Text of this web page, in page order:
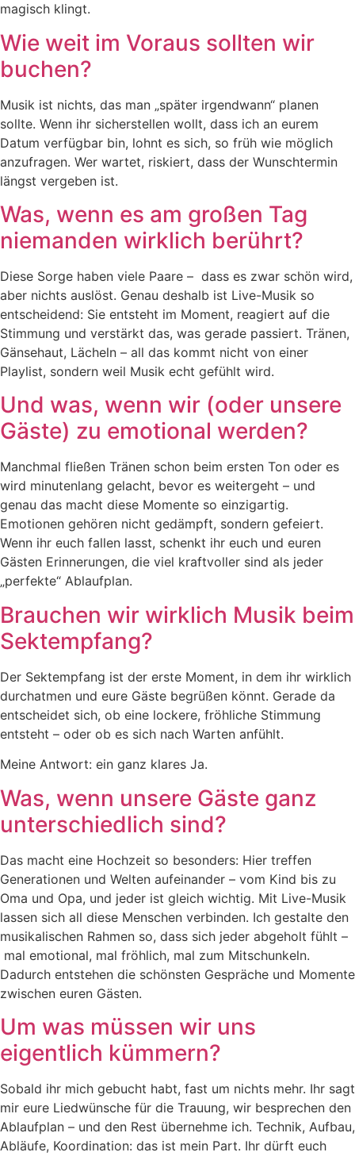
magisch klingt.
Wie weit im Voraus sollten wir
buchen?
Musik ist nichts, das man „später irgendwann“ planen
sollte. Wenn ihr sicherstellen wollt, dass ich an eurem
Datum verfügbar bin, lohnt es sich, so früh wie möglich
anzufragen. Wer wartet, riskiert, dass der Wunschtermin
längst vergeben ist.
Was, wenn es am großen Tag
niemanden wirklich berührt?
Diese Sorge haben viele Paare – dass es zwar schön wird,
aber nichts auslöst. Genau deshalb ist Live-Musik so
entscheidend: Sie entsteht im Moment, reagiert auf die
Stimmung und verstärkt das, was gerade passiert. Tränen,
Gänsehaut, Lächeln – all das kommt nicht von einer
Playlist, sondern weil Musik echt gefühlt wird.
Und was, wenn wir (oder unsere
Gäste) zu emotional werden?
Manchmal fließen Tränen schon beim ersten Ton oder es
wird minutenlang gelacht, bevor es weitergeht – und
genau das macht diese Momente so einzigartig.
Emotionen gehören nicht gedämpft, sondern gefeiert.
Wenn ihr euch fallen lasst, schenkt ihr euch und euren
Gästen Erinnerungen, die viel kraftvoller sind als jeder
„perfekte“ Ablaufplan.
Brauchen wir wirklich Musik beim
Sektempfang?
Der Sektempfang ist der erste Moment, in dem ihr wirklich
durchatmen und eure Gäste begrüßen könnt. Gerade da
entscheidet sich, ob eine lockere, fröhliche Stimmung
entsteht – oder ob es sich nach Warten anfühlt.
Meine Antwort: ein ganz klares Ja.
Was, wenn unsere Gäste ganz
unterschiedlich sind?
Das macht eine Hochzeit so besonders: Hier treffen
Generationen und Welten aufeinander – vom Kind bis zu
Oma und Opa, und jeder ist gleich wichtig. Mit Live-Musik
lassen sich all diese Menschen verbinden. Ich gestalte den
musikalischen Rahmen so, dass sich jeder abgeholt fühlt –
mal emotional, mal fröhlich, mal zum Mitschunkeln.
Dadurch entstehen die schönsten Gespräche und Momente
zwischen euren Gästen.
Um was müssen wir uns
eigentlich kümmern?
Sobald ihr mich gebucht habt, fast um nichts mehr. Ihr sagt
mir eure Liedwünsche für die Trauung, wir besprechen den
Ablaufplan – und den Rest übernehme ich. Technik, Aufbau,
Abläufe, Koordination: das ist mein Part. Ihr dürft euch